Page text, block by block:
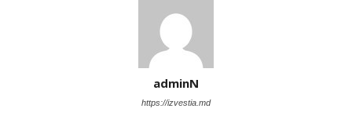
adminN
https://izvestia.md